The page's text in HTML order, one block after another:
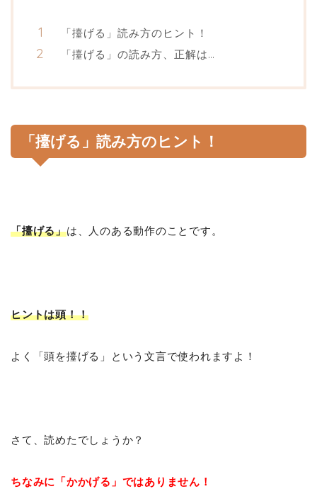
「擡げる」読み方のヒント！
「擡げる」の読み方、正解は…
「擡げる」読み方のヒント！
「擡げる」は、人のある動作のことです。
ヒントは頭！！
よく「頭を擡げる」という文言で使われますよ！
さて、読めたでしょうか？
ちなみに「かかげる」ではありません！